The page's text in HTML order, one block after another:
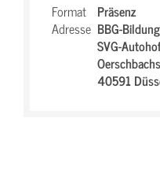
Format Präsenz
Adresse BBG-
SVG-
40591